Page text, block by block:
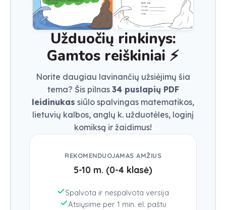
Užduočių rinkinys:
Gamtos reiškiniai ⚡
Norite daugiau lavinančių užsiėjimų šia
tema? Šis pilnas 34puslapių PDF
leidinukas siūlo spalvingas matematikos,
lietuvių kalbos, anglų k. užduotėles, loginį
komiksą ir žaidimus!
REKOMENDUOJAMAS AMŽIUS
5-10 m. (0-4 klasė)
Spalvota ir nespalvota versija
Atsiųsime per 1 min. el. paštu